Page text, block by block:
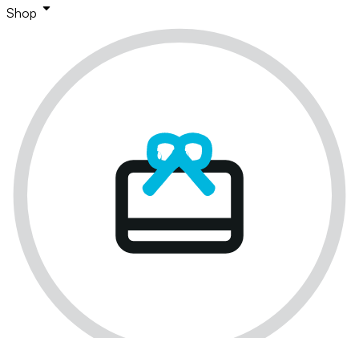
Shop